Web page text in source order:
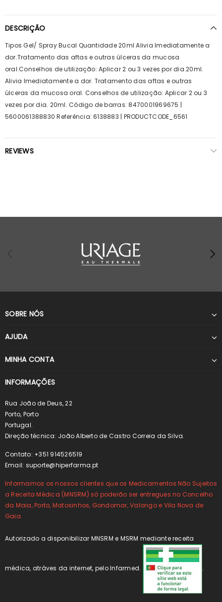
DESCRIÇÃO
Tipos Gel/ Spray Bucal Quantidade 20ml Alivia Imediatamente a
dor.Tratamento das aftas e outras úlceras da mucosa
oral.Conselhos de utilização: Aplicar 2 ou 3 vezes por dia.20ml.
Alivia Imediatamente a dor. Tratamento das aftas e outras
úlceras da mucosa oral. Conselhos de utilização: Aplicar 2 ou 3
vezes por dia. 20ml. Código de barras: 8470001969675 |
5600061388830 Referência: 6138883 | PRODUCTCODE_6561
REVIEWS
SOBRE NÓS
AJUDA
MINHA CONTA
INFORMAÇÕES
Rua João de Deus, 22
Porto, Porto
Portugal.
Direção técnica: João Alberto de Castro Correia da Silva.
Contato: +351 914526519
Email: suporte@hiperfarma.pt
Informamos os nossos clientes que os Medicamentos Não Sujeitos
a Receita Médica (MNSRM) só poderão ser entregues no Concelho
da Maia, Porto, Matosinhos, Gondomar, Valongo e Vila Nova de
Gaia.
Autorizado a disponibilizar MNSRM e MSRM mediante receita
médica, atráves da internet, pelo Infarmed. .